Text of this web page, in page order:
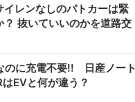
イレンなしのパトカーは緊
？ 抜いていいのかを道路交
のに充電不要!! 日産ノート
EVと何が違う？